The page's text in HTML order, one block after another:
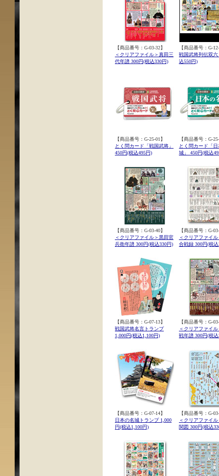
【商品番号：G-03-32】
＜クリアファイル＞真田三
代年譜 300円(税込330円)
【商品番号：G-
戦国武将列伝双六
込550円)
【商品番号：G-25-01】
とく問カード「戦国武将」
450円(税込495円)
【商品番号：G-
とく問カード「
城」 450円(税込
【商品番号：G-03-40】
＜クリアファイル＞黒田官
兵衛年譜 300円(税込330円)
【商品番号：G-
＜クリアファイ
合戦録 300円(税込
【商品番号：G-07-13】
戦国武将名言トランプ
1,000円(税込1,100円)
【商品番号：G-
＜クリアファイ
戦年譜 300円(税込
【商品番号：G-07-14】
日本の名城トランプ 1,000
円(税込1,100円)
【商品番号：G-
＜クリアファイ
関図 300円(税込